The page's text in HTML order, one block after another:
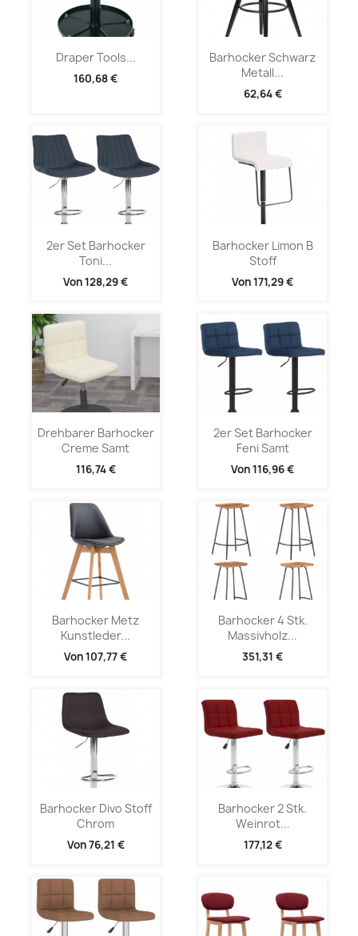
Draper Tools...
160,68 €
Barhocker Schwarz
Metall...
62,64 €
2er Set Barhocker
Toni...
Von128,29 €
Barhocker Limon B
Stoff
Von171,29 €
Drehbarer Barhocker
Creme Samt
116,74 €
2er Set Barhocker
Feni Samt
Von116,96 €
Barhocker Metz
Kunstleder...
Von107,77 €
Barhocker 4 Stk.
Massivholz...
351,31 €
Barhocker Divo Stoff
Chrom
Von76,21 €
Barhocker 2 Stk.
Weinrot...
177,12 €